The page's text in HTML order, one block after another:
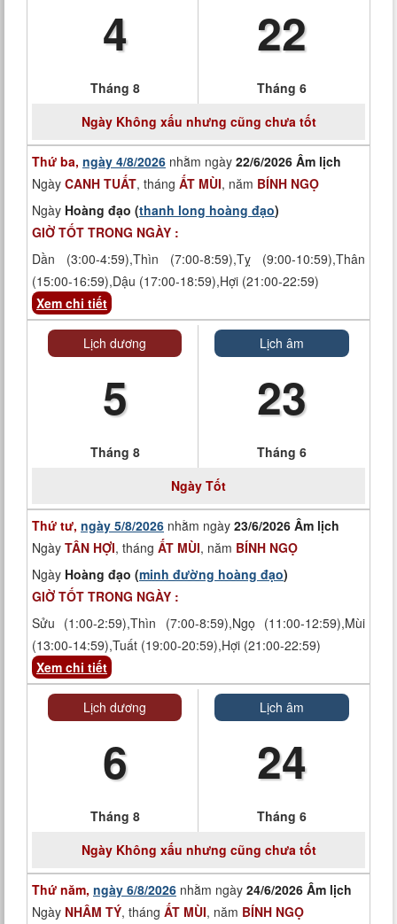
4
Tháng 8
22
Tháng 6
NgàyKhông xấu nhưng cũng chưa tốt
Thứ ba, ngày 4/8/2026 nhằm ngày 22/6/2026 Âm lịch
Ngày CANH TUẤT, tháng ẤT MÙI, năm BÍNH NGỌ
Ngày Hoàng đạo (thanh long hoàng đạo)
GIỜ TỐT TRONG NGÀY :
Dần (3:00-4:59),Thìn (7:00-8:59),Tỵ (9:00-10:59),Thân
(15:00-16:59),Dậu (17:00-18:59),Hợi (21:00-22:59)
Xem chi tiết
Lịch dương
5
Tháng 8
Lịch âm
23
Tháng 6
Ngày Tốt
Thứ tư, ngày 5/8/2026 nhằm ngày 23/6/2026 Âm lịch
Ngày TÂN HỢI, tháng ẤT MÙI, năm BÍNH NGỌ
Ngày Hoàng đạo (minh đường hoàng đạo)
GIỜ TỐT TRONG NGÀY :
Sửu (1:00-2:59),Thìn (7:00-8:59),Ngọ (11:00-12:59),Mùi
(13:00-14:59),Tuất (19:00-20:59),Hợi (21:00-22:59)
Xem chi tiết
Lịch dương
6
Tháng 8
Lịch âm
24
Tháng 6
NgàyKhông xấu nhưng cũng chưa tốt
Thứ năm, ngày 6/8/2026 nhằm ngày 24/6/2026 Âm lịch
Ngày NHÂM TÝ, tháng ẤT MÙI, năm BÍNH NGỌ